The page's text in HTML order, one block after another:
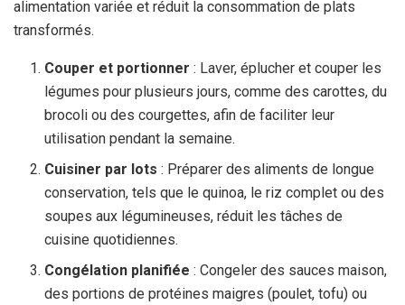
alimentation variée et réduit la consommation de plats
transformés.
Couper et portionner : Laver, éplucher et couper les
légumes pour plusieurs jours, comme des carottes, du
brocoli ou des courgettes, afin de faciliter leur
utilisation pendant la semaine.
Cuisiner par lots : Préparer des aliments de longue
conservation, tels que le quinoa, le riz complet ou des
soupes aux légumineuses, réduit les tâches de
cuisine quotidiennes.
Congélation planifiée : Congeler des sauces maison,
des portions de protéines maigres (poulet, tofu) ou